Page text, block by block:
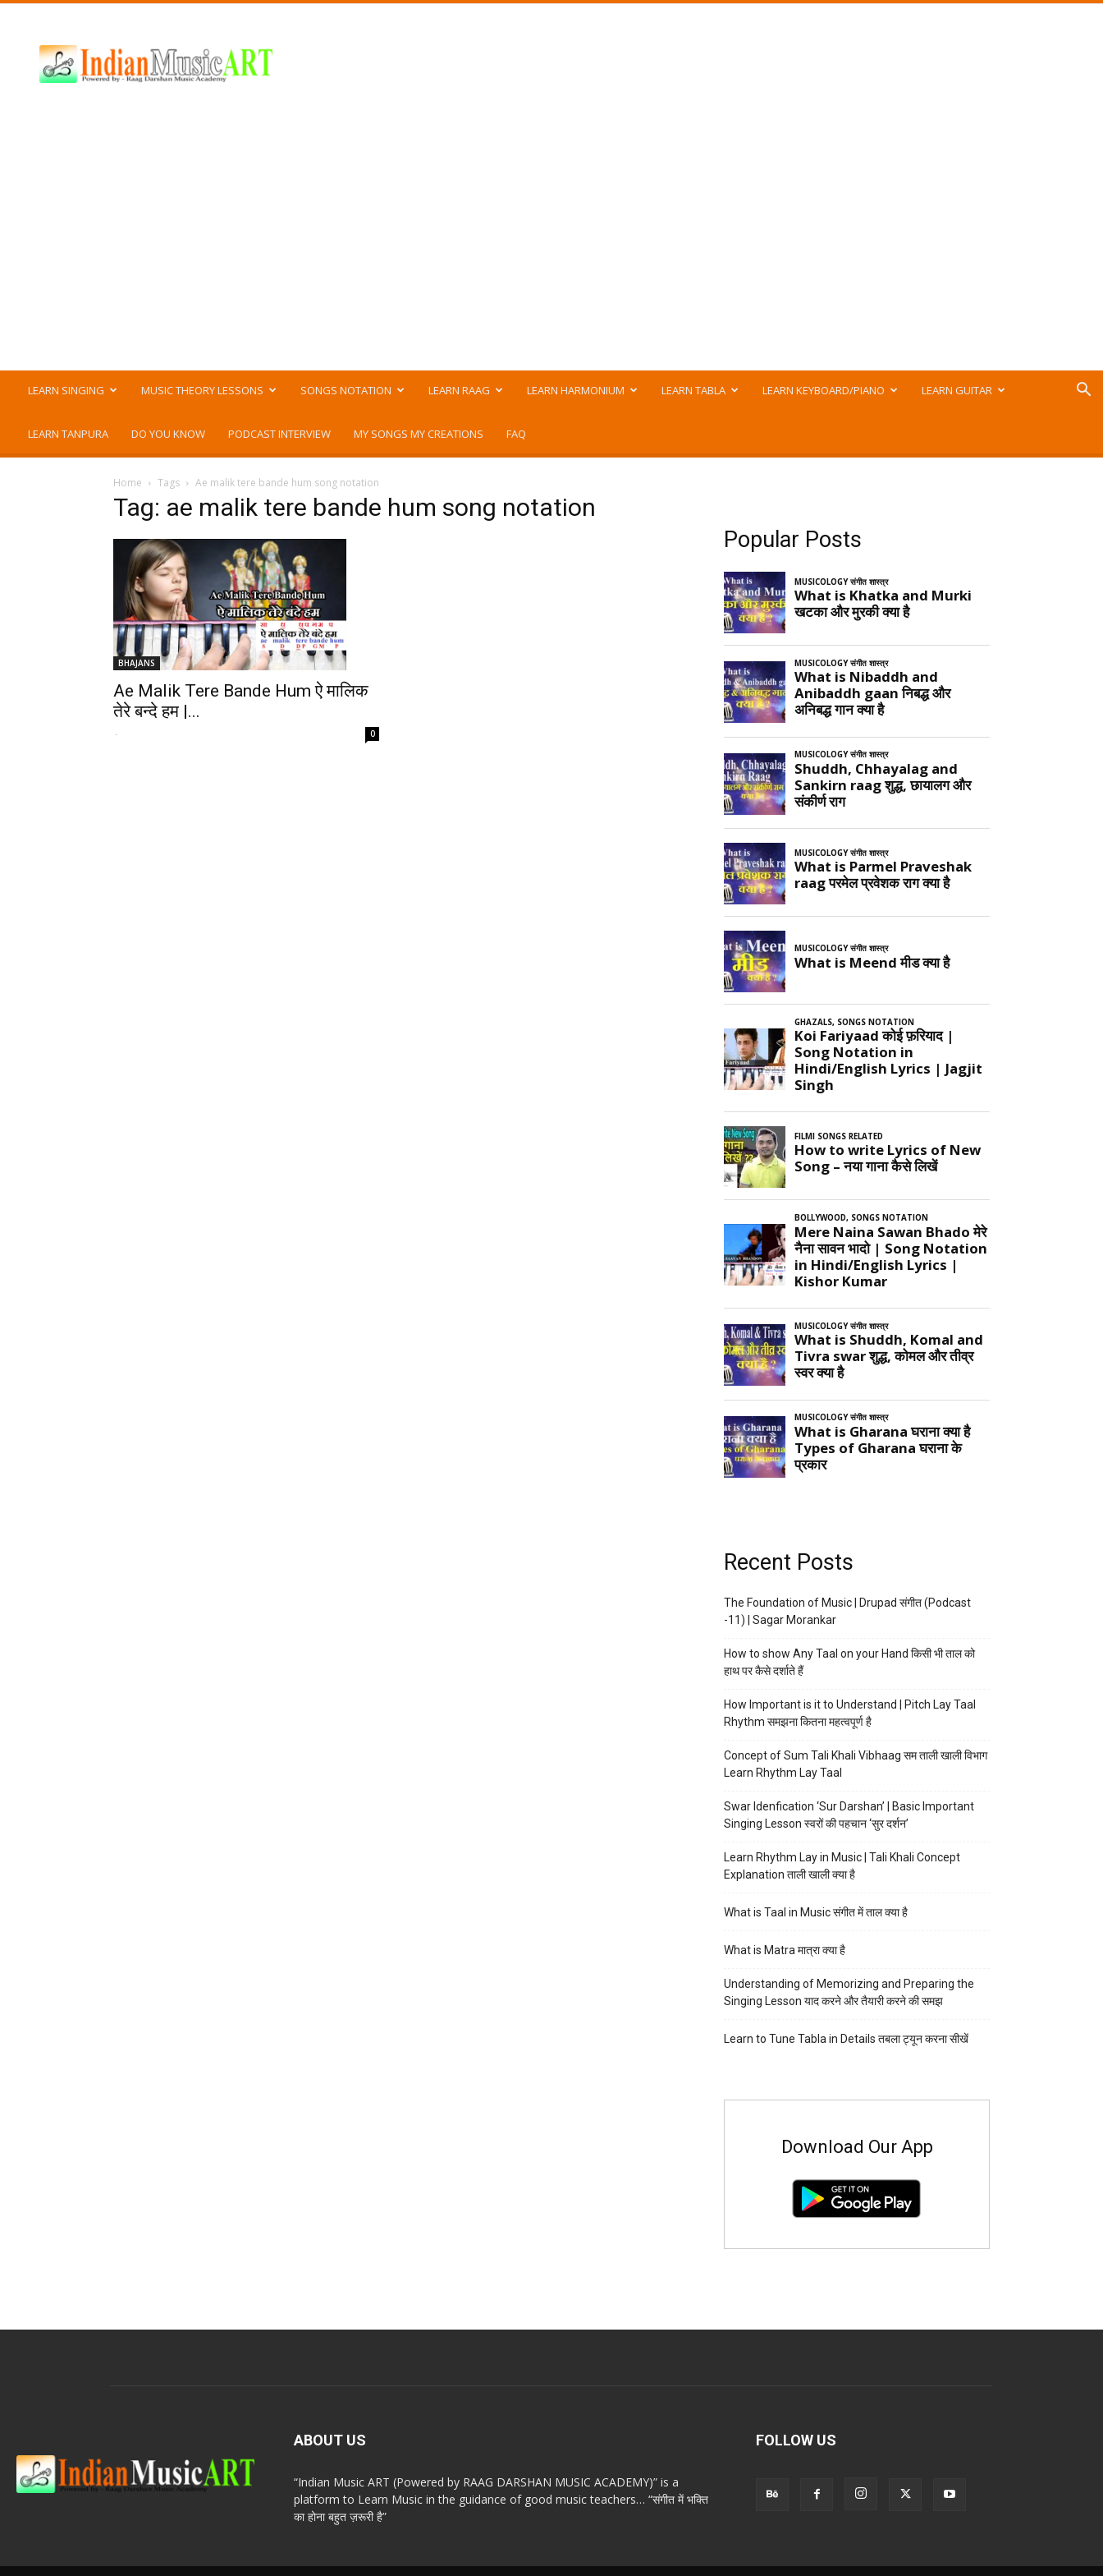
Music
ART
LEARN SINGING MUSIC THEORY LESSONS SONGS NOTATION LEARN RAAG LEARN HARMONIUM LEARN TABLA LEARN KEYBOARD/PIANO LEARN GUITAR
LEARN TANPURA DO YOU KNOW PODCAST INTERVIEW MY SONGS MY CREATIONS FAQ
Home Tags Ae malik tere bande hum song notation
Tag: ae malik tere bande hum song notation
BHAJANS
Ae Malik Tere Bande Hum ऐ मालिक
तेरे बन्दे हम |...
- 0
Popular Posts
Recent Posts
The Foundation of Music | Drupad संगीत (Podcast
-11) | Sagar Morankar
How to show Any Taal on your Hand किसी भी ताल को
हाथ पर कैसे दर्शाते हैं
How Important is it to Understand | Pitch Lay Taal
Rhythm समझना कितना महत्वपूर्ण है
Concept of Sum Tali Khali Vibhaag सम ताली खाली विभाग
Learn Rhythm Lay Taal
Swar Idenfication ‘Sur Darshan’ | Basic Important
Singing Lesson स्वरों की पहचान ‘सुर दर्शन’
Learn Rhythm Lay in Music | Tali Khali Concept
Explanation ताली खाली क्या है
What is Taal in Music संगीत में ताल क्या है
What is Matra मात्रा क्या है
Understanding of Memorizing and Preparing the
Singing Lesson याद करने और तैयारी करने की समझ
Learn to Tune Tabla in Details तबला ट्यून करना सीखें
Download Our App
ABOUT US
“Indian Music ART (Powered by RAAG DARSHAN MUSIC ACADEMY)” is a
platform to Learn Music in the guidance of good music teachers… “संगीत में भक्ति
का होना बहुत ज़रूरी है”
FOLLOW US